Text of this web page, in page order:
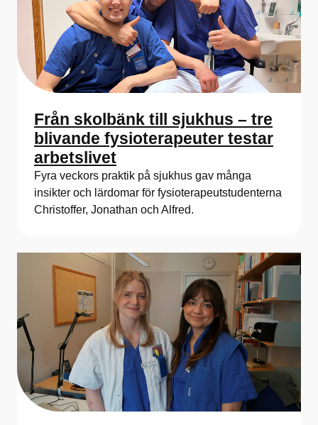
Från skolbänk till sjukhus – tre
blivande fysioterapeuter testar
arbetslivet
Fyra veckors praktik på sjukhus gav många
insikter och lärdomar för fysioterapeutstudenterna
Christoffer, Jonathan och Alfred.